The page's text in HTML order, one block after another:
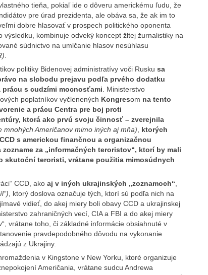
tieňa, pokiaľ ide o dôveru americkému ľudu, že
pre úrad prezidenta, ale obáva sa, že ak im to
dobre hlasovať v prospech politického oponenta
výsledku, kombinuje odveký koncept žltej žurnalistiky na
súdnictvo na umlčanie hlasov nesúhlasu
politiky Bidenovej administratívy voči Rusku sa
na slobodu prejavu podľa prvého dodatku
prácu s cudzími mocnosťami . Ministerstvo
poplatníkov vyčlenených Kongresom na tento
a prácu Centra pre boj proti
ktorá ako prvú svoju činnosť – zverejnila
mnohých Američanovmimo iných aj mňa)
ktorých
CCD s americkou finančnou a organizačnou
za „informačných teroristov“, ktorí by mali
skutoční teroristi, vrátane použitia mimosúdnych
CCD, ako aj v iných ukrajinských „zoznamoch“
, ktorý doslova označuje tých, ktorí sú podľa nich na
vidieť, do akej miery boli obavy CCD a ukrajinskej
zahraničných vecí, CIA a FBI a do akej miery
vrátane toho, či základné informácie obsiahnuté v
pravdepodobného dôvodu na vykonanie
z Ukrajiny.
v Kingstone v New Yorku, ktoré organizuje
Američania, vrátane sudcu Andrewa